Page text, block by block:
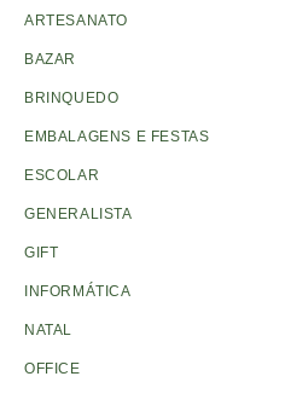
ARTESANATO
BAZAR
BRINQUEDO
EMBALAGENS E FESTAS
ESCOLAR
GENERALISTA
GIFT
INFORMÁTICA
NATAL
OFFICE